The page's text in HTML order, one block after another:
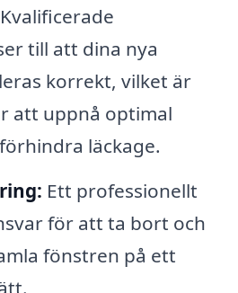
Kvalificerade
till att dina nya
korrekt, vilket är
att uppnå optimal
läckage.
Ett professionellt
för att ta bort och
fönstren på ett